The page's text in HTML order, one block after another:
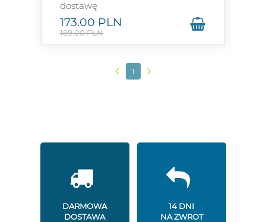
dostawę
173.00 PLN
189.00 PLN
1
DARMOWA
DOSTAWA
14 DNI
NA ZWROT